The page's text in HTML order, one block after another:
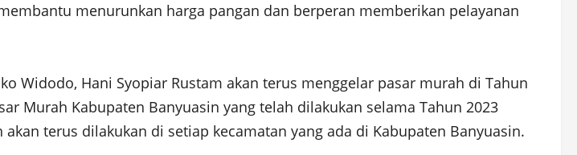
menurunkan harga pangan dan berperan memberikan pelayanan
Widodo, Hani Syopiar Rustam akan terus menggelar pasar murah di Tahun
Murah Kabupaten Banyuasin yang telah dilakukan selama Tahun 2023
terus dilakukan di setiap kecamatan yang ada di Kabupaten Banyuasin.